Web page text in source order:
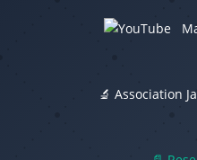
🔬 Association